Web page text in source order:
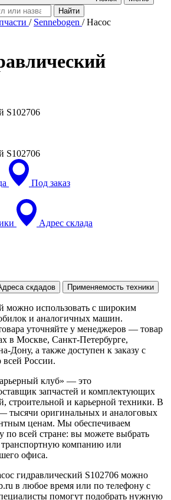
/ Sennebogen /Насос
S102706
S102706
Под заказ
Адрес склада
скдадов Применяемость техники
можно использовать с широким
и аналогичных машин.
уточняйте у менеджеров — товар
в Москве, Санкт-Петербурге,
Дону, а также доступен к заказу с
всей России.
клуб» — это
запчастей и комплектующих
строительной и карьерной техники. В
тысячи оригинальных и аналоговых
ценам. Мы обеспечиваем
по всей стране: вы можете выбрать
транспортную компанию или
офиса.
гидравлический S102706 можно
в любое время или по телефону с
помогут подобрать нужную